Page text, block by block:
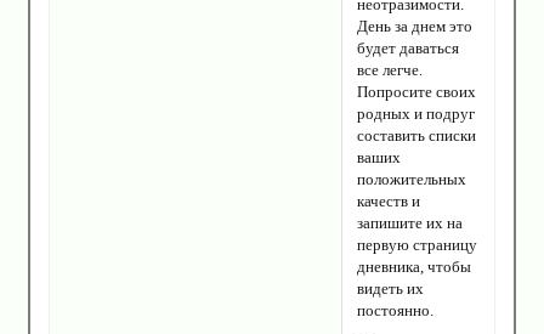
неотразимости.
День за днем это
будет даваться
все легче.
Попросите своих
родных и подруг
составить списки
ваших
положительных
качеств и
запишите их на
первую страницу
дневника, чтобы
видеть их
постоянно.